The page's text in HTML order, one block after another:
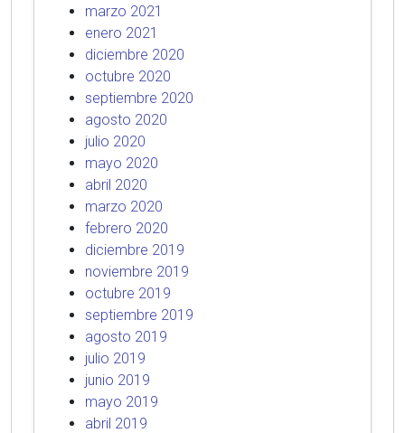
marzo 2021
enero 2021
diciembre 2020
octubre 2020
septiembre 2020
agosto 2020
julio 2020
mayo 2020
abril 2020
marzo 2020
febrero 2020
diciembre 2019
noviembre 2019
octubre 2019
septiembre 2019
agosto 2019
julio 2019
junio 2019
mayo 2019
abril 2019